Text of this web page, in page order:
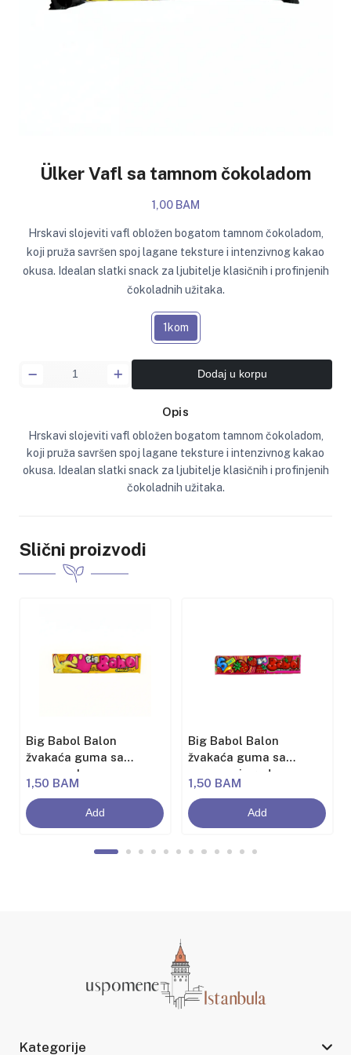
Ülker Vafl sa tamnom čokoladom
1,00 BAM
Hrskavi slojeviti vafl obložen bogatom tamnom čokoladom,
koji pruža savršen spoj lagane teksture i intenzivnog kakao
okusa. Idealan slatki snack za ljubitelje klasičnih i profinjenih
čokoladnih užitaka.
1kom
Dodaj u korpu
Opis
Hrskavi slojeviti vafl obložen bogatom tamnom čokoladom,
koji pruža savršen spoj lagane teksture i intenzivnog kakao
okusa. Idealan slatki snack za ljubitelje klasičnih i profinjenih
čokoladnih užitaka.
Slični proizvodi
Big Babol Balon
žvakaća guma sa
aromom banane
1,50 BAM
Add
Big Babol Balon
žvakaća guma sa
aromom jagode
1,50 BAM
Add
Kategorije